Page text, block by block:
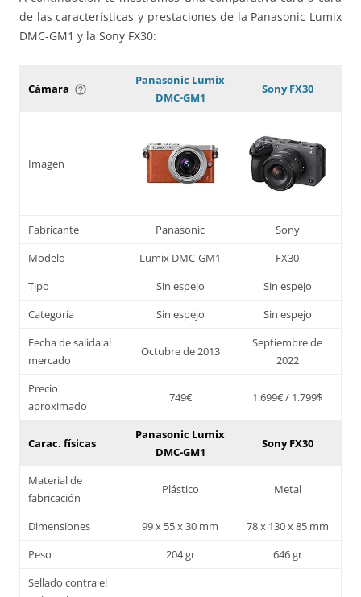
de las características y prestaciones de la Panasonic Lumix
DMC-GM1 y la Sony FX30:
Cámara help_outline
Panasonic Lumix
DMC-GM1
Sony FX30
Imagen
Fabricante Panasonic
Sony
Modelo
Lumix DMC-GM1
FX30
Tipo
Sin espejo
Sin espejo
Categoría
Sin espejo
Sin espejo
Fecha de salida al
mercado
Octubre de 2013
Septiembre de
2022
Precio
aproximado
749€ 1.699€ / 1.799$
Carac. físicas
Panasonic Lumix
DMC-GM1
Sony FX30
Material de
fabricación
Plástico Metal
Dimensiones 99 x 55 x 30 mm
78 x 130 x 85 mm
Peso
204 gr
646 gr
Sellado contra el